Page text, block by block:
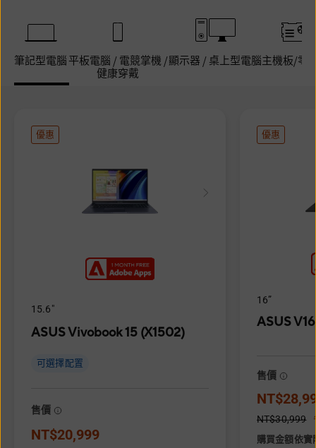
筆記型電腦 平板電腦 / 電競掌機 /
健康穿戴
顯示器 / 桌上型電腦主機板/零
優惠
15.6"
ASUS Vivobook 15 (X1502)
可選擇配置
售價
NT$20,999
優惠
16”
ASUS
售價
NT$30,999
購買金額依實